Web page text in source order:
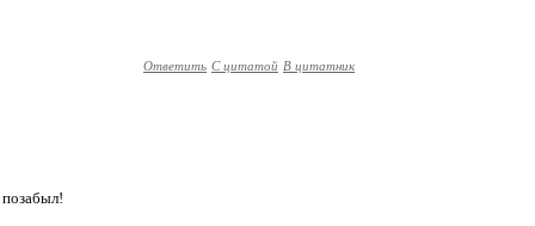
Ответить С цитатой В цитатник